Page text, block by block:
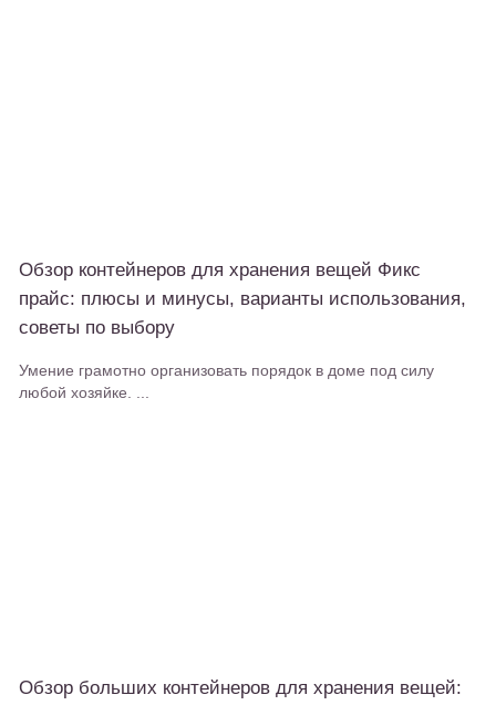
Обзор контейнеров для хранения вещей Фикс
прайс: плюсы и минусы, варианты использования,
советы по выбору
Умение грамотно организовать порядок в доме под силу
любой хозяйке. ...
Обзор больших контейнеров для хранения вещей: